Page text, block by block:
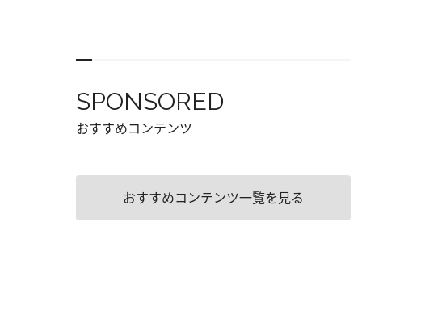
SPONSORED
おすすめコンテンツ
おすすめコンテンツ一覧を見る